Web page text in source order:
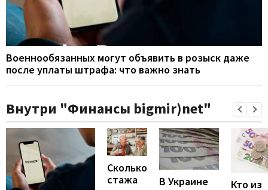
Военнообязанных могут объявить в розыск даже
после уплаты штрафа: что важно знать
Внутри "Финансы bigmir)net"
Сколько
стажа
В Украине
Кто из